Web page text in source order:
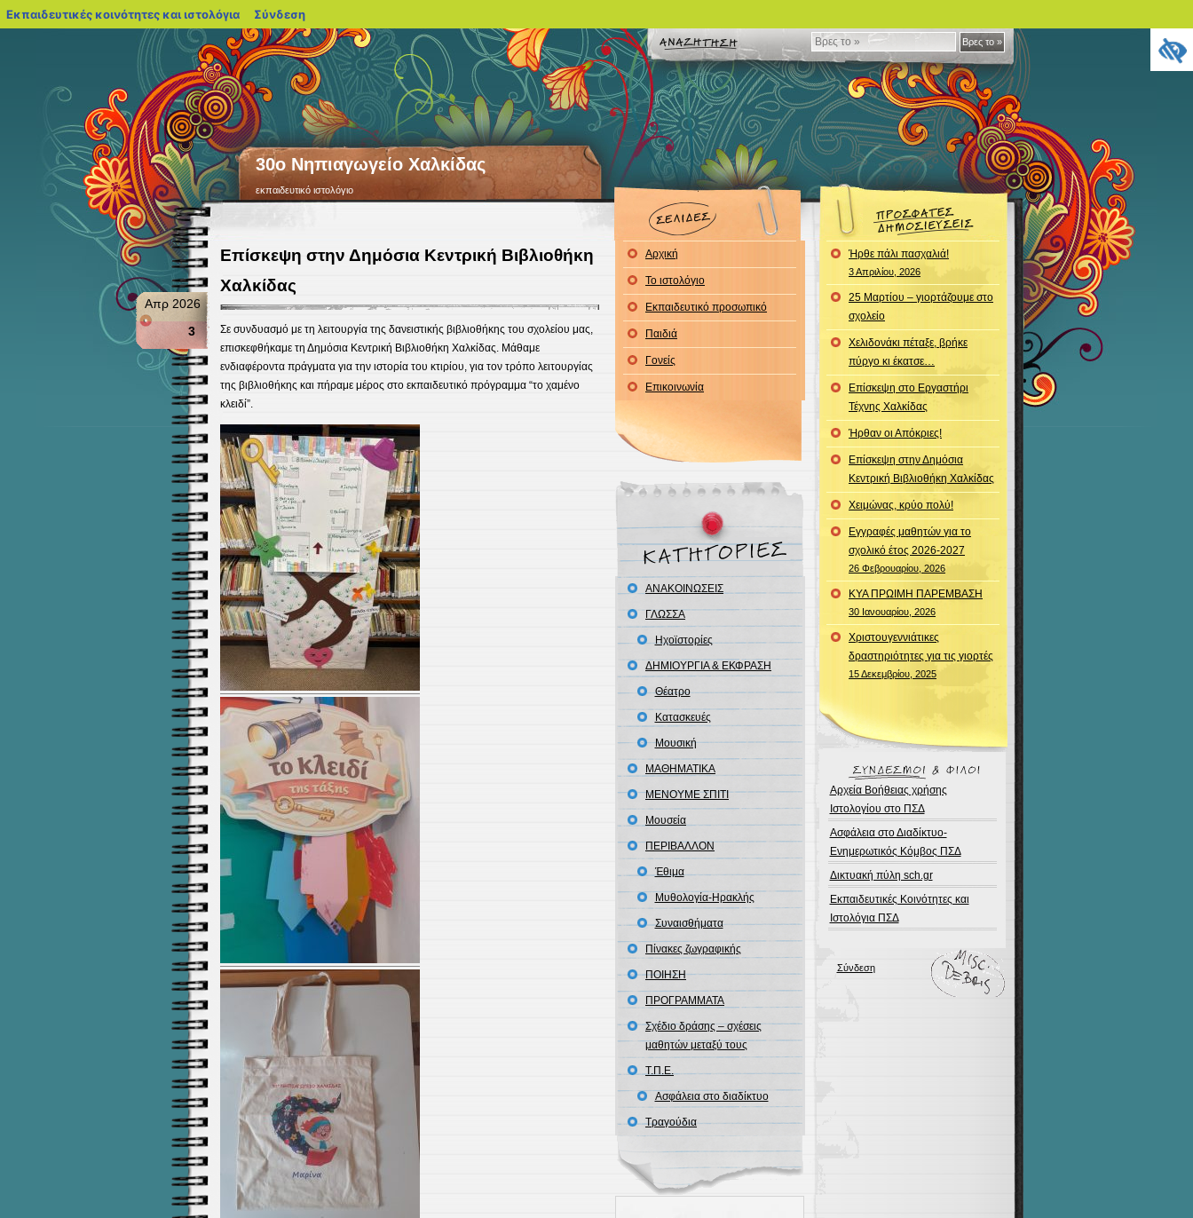
Βρες
το
»
Βρες το »
30ο Νηπιαγωγείο Χαλκίδας
εκπαιδευτικό ιστολόγιο
Επίσκεψη στην Δημόσια Κεντρική Βιβλιοθήκη
Χαλκίδας
Απρ 2026
3
Σε συνδυασμό με τη λειτουργία της δανειστικής βιβλιοθήκης του σχολείου μας,
επισκεφθήκαμε τη Δημόσια Κεντρική Βιβλιοθήκη Χαλκίδας. Μάθαμε
ενδιαφέροντα πράγματα για την ιστορία του κτιρίου, για τον τρόπο λειτουργίας
της βιβλιοθήκης και πήραμε μέρος στο εκπαιδευτικό πρόγραμμα “το χαμένο
κλειδί”.
Αρχική
Το ιστολόγιο
Εκπαιδευτικό προσωπικό
Παιδιά
Γονείς
Επικοινωνία
ΑΝΑΚΟΙΝΩΣΕΙΣ
ΓΛΩΣΣΑ
Ηχοϊστορίες
ΔΗΜΙΟΥΡΓΙΑ & ΕΚΦΡΑΣΗ
Θέατρο
Κατασκευές
Μουσική
ΜΑΘΗΜΑΤΙΚΑ
ΜΕΝΟΥΜΕ ΣΠΙΤΙ
Μουσεία
ΠΕΡΙΒΑΛΛΟΝ
Έθιμα
Μυθολογία-Ηρακλής
Συναισθήματα
Πίνακες ζωγραφικής
ΠΟΙΗΣΗ
ΠΡΟΓΡΑΜΜΑΤΑ
Σχέδιο δράσης – σχέσεις
μαθητών μεταξύ τους
Τ.Π.Ε.
Ασφάλεια στο διαδίκτυο
Τραγούδια
Ήρθε πάλι πασχαλιά!
3 Απριλίου, 2026
25 Μαρτίου – γιορτάζουμε στο
σχολείο
Χελιδονάκι πέταξε, βρήκε
πύργο κι έκατσε…
Επίσκεψη στο Εργαστήρι
Τέχνης Χαλκίδας
Ήρθαν οι Απόκριες!
Επίσκεψη στην Δημόσια
Κεντρική Βιβλιοθήκη Χαλκίδας
Χειμώνας, κρύο πολύ!
Εγγραφές μαθητών για το
σχολικό έτος 2026-2027
26 Φεβρουαρίου, 2026
ΚΥΑ ΠΡΩΙΜΗ ΠΑΡΕΜΒΑΣΗ
30 Ιανουαρίου, 2026
Χριστουγεννιάτικες
δραστηριότητες για τις γιορτές
15 Δεκεμβρίου, 2025
Αρχεία Βοήθειας χρήσης
Ιστολογίου στο ΠΣΔ
Ασφάλεια στο Διαδίκτυο-
Ενημερωτικός Κόμβος ΠΣΔ
Δικτυακή πύλη sch.gr
Εκπαιδευτικές Κοινότητες και
Ιστολόγια ΠΣΔ
Σύνδεση
Εκπαιδευτικές κοινότητες και ιστολόγια blogs.sch.gr
Σύνδεση